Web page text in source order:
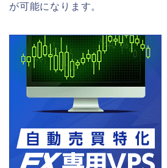
が可能になります。